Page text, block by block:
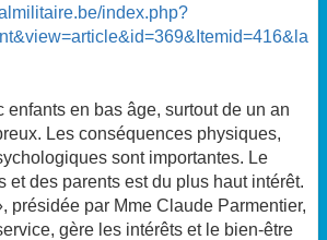
index.php?
enfants en bas âge, surtout de un an
Les conséquences physiques,
sont importantes. Le
et des parents est du plus haut intérêt.
présidée par Mme Claude Parmentier,
gère les intérêts et le bien-être